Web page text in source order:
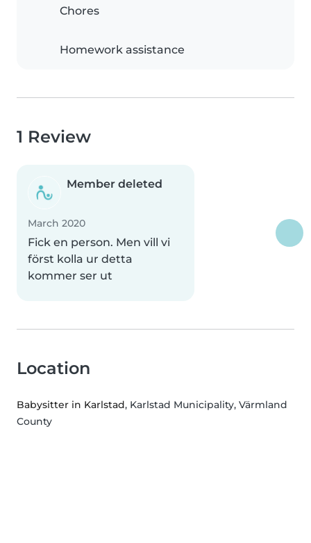
Chores
Homework assistance
1 Review
Member deleted
March 2020
Fick en person. Men vill vi
först kolla ur detta
kommer ser ut
Location
Babysitter in Karlstad, Karlstad Municipality, Värmland
County